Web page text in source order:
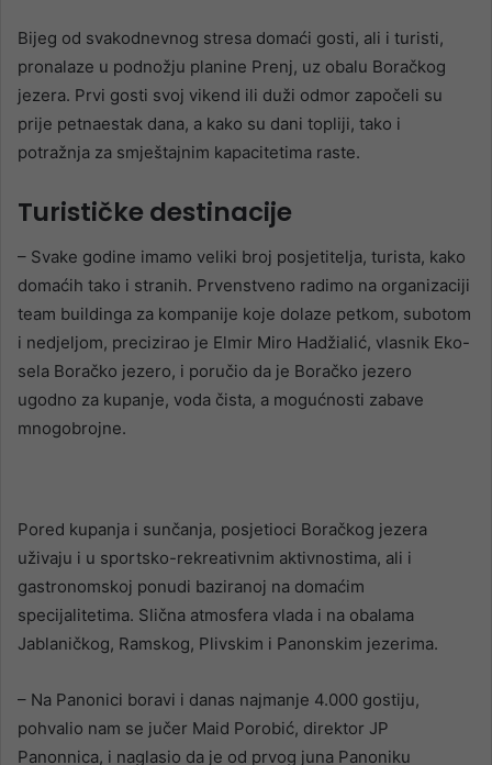
Bijeg od svakodnevnog stresa domaći gosti, ali i turisti,
pronalaze u podnožju planine Prenj, uz obalu Boračkog
jezera. Prvi gosti svoj vikend ili duži odmor započeli su
prije petnaestak dana, a kako su dani topliji, tako i
potražnja za smještajnim kapacitetima raste.
Turističke destinacije
– Svake godine imamo veliki broj posjetitelja, turista, kako
domaćih tako i stranih. Prvenstveno radimo na organizaciji
team buildinga za kompanije koje dolaze petkom, subotom
i nedjeljom, precizirao je Elmir Miro Hadžialić, vlasnik Eko-
sela Boračko jezero, i poručio da je Boračko jezero
ugodno za kupanje, voda čista, a mogućnosti zabave
mnogobrojne.
Pored kupanja i sunčanja, posjetioci Boračkog jezera
uživaju i u sportsko-rekreativnim aktivnostima, ali i
gastronomskoj ponudi baziranoj na domaćim
specijalitetima. Slična atmosfera vlada i na obalama
Jablaničkog, Ramskog, Plivskim i Panonskim jezerima.
– Na Panonici boravi i danas najmanje 4.000 gostiju,
pohvalio nam se jučer Maid Porobić, direktor JP
Panonnica, i naglasio da je od prvog juna Panoniku